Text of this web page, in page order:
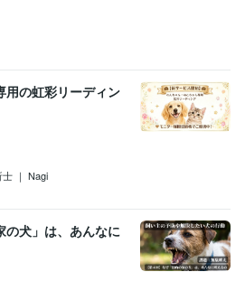
用の虹彩リーディン
｜ Nagi
の犬」は、あんなに